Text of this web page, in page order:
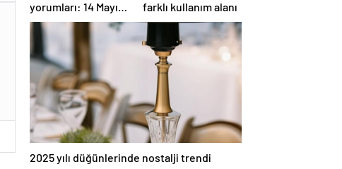
yorumları: 14 Mayıs
2025 Çarşamba
farklı kullanım alanı
2025 yılı düğünlerinde nostalji trendi